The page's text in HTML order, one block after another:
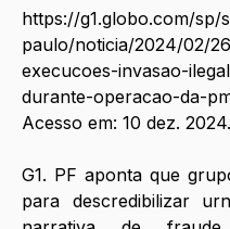
https://g1.globo.com/sp/
paulo/noticia/2024/02/
execucoes-invasao-
durante-operacao-da-
Acesso em: 10 dez. 2024.
G1. PF aponta que
para descredibilizar